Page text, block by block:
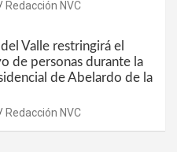
Redacción NVC
Valle restringirá el
de personas durante la
de Abelardo de la
Redacción NVC